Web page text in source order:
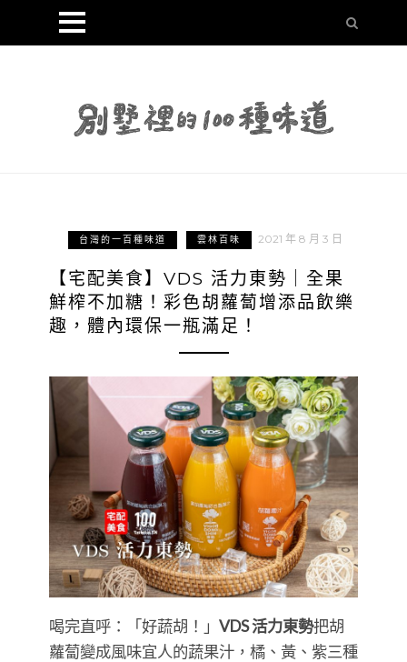
台灣的一百種味道 雲林百味 2021 年 8 月 3 日
【宅配美食】VDS 活力東勢｜全果
鮮榨不加糖！彩色胡蘿蔔增添品飲樂
趣，體內環保一瓶滿足！
喝完直呼：「好蔬胡！」 VDS 活力東勢把胡
蘿蔔變成風味宜人的蔬果汁，橘、黃、紫三種